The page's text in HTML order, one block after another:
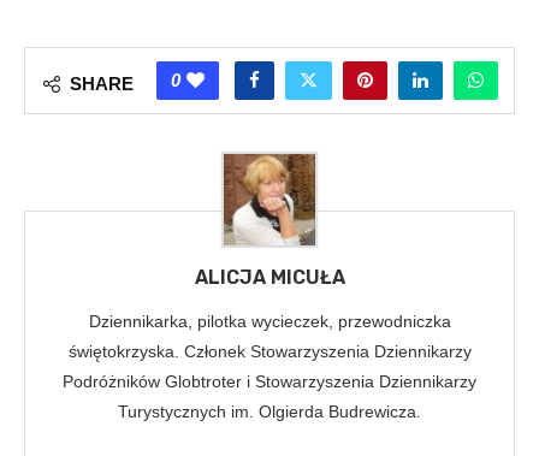
SHARE 0
ALICJA MICUŁA
Dziennikarka, pilotka wycieczek, przewodniczka
świętokrzyska. Członek Stowarzyszenia Dziennikarzy
Podróżników Globtroter i Stowarzyszenia Dziennikarzy
Turystycznych im. Olgierda Budrewicza.